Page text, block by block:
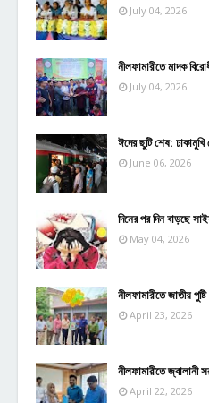
July 04, 2026
নীলফামারীতে মাদক
July 04, 2026
ঈদের ছুটি শেষ:
June 06, 2026
দিনের পর দিন বাড়ছে
May 04, 2026
নীলফামারীতে জাতীয়
April 23, 2026
নীলফামারীতে জ্বালানী
April 22, 2026